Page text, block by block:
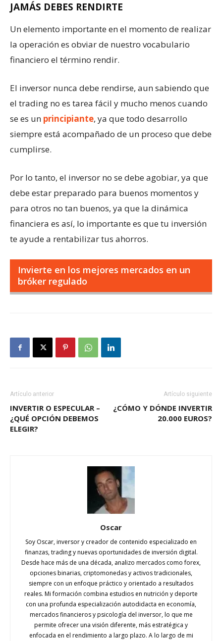
JAMÁS DEBES RENDIRTE
Un elemento importante en el momento de realizar
la operación es obviar de nuestro vocabulario
financiero el término rendir.
El inversor nunca debe rendirse, aun sabiendo que
el trading no es tarea fácil y mucho menos cuando
se es un principiante, ya que todo desarrollo
siempre está acompañado de un proceso que debe
cumplirse.
Por lo tanto, el inversor no se debe agobiar, ya que
debe estar preparado para buenos momentos y
para otros no tan buenos, ya que la dinámica
financiera es así, lo importante es que tu inversión
te ayude a rentabilizar tus ahorros.
Invierte en los mejores mercados en un
bróker regulado
Artículo anterior
INVERTIR O ESPECULAR –
¿QUÉ OPCIÓN DEBEMOS
ELEGIR?
Artículo siguiente
¿CÓMO Y DÓNDE INVERTIR
20.000 EUROS?
Oscar
Soy Oscar, inversor y creador de contenido especializado en
finanzas, trading y nuevas oportunidades de inversión digital.
Desde hace más de una década, analizo mercados como forex,
opciones binarias, criptomonedas y activos tradicionales,
siempre con un enfoque práctico y orientado a resultados
reales. Mi formación combina estudios en nutrición y deporte
con una profunda especialización autodidacta en economía,
mercados financieros y psicología del inversor, lo que me
permite ofrecer una visión diferente, más estratégica y
enfocada en el rendimiento a largo plazo. A lo largo de mi